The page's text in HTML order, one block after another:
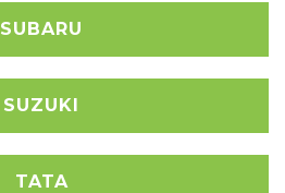
SUBARU
SUZUKI
TATA